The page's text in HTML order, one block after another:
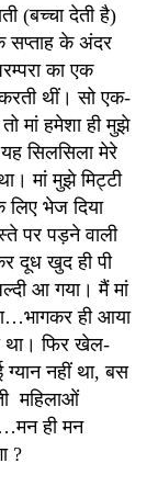
(बच्चा देती है)
सप्ताह के अंदर
का एक
थीं। सो एक-
मां हमेशा ही मुझे
सिलसिला मेरे
मां मुझे मिट्टी
भेज दिया
पर पड़ने वाली
दूध खुद ही पी
आ गया। मैं मां
ही आया
था। फिर खेल-
नहीं था, बस
महिलाओं
ही मन
?